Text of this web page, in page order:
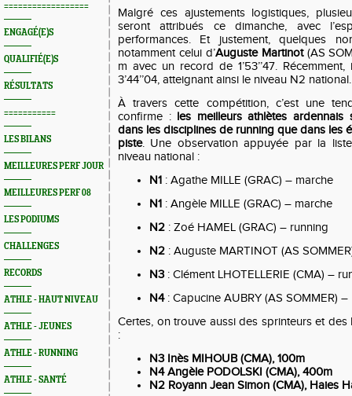
==================
ENGAGÉ(E)S
QUALIFIÉ(E)S
RÉSULTATS
===========
LES BILANS
MEILLEURES PERF JOUR
MEILLEURES PERF 08
LES PODIUMS
CHALLENGES
RECORDS
ATHLE - HAUT NIVEAU
ATHLE - JEUNES
ATHLE - RUNNING
ATHLE - SANTÉ
Malgré ces ajustements logistiques,
seront attribués ce dimanche, avec
performances. Et justement, quelques
notamment celui d’Auguste Martinot(AS
m avec un record de 1’53’’47.
3’44’’04, atteignant ainsi le niveau N2 national.
À travers cette compétition, c’est une
confirme : les meilleurs athlètes ardennais
dans les disciplines de running que dans les
piste. Une observation appuyée par la
niveau national :
N1 : Agathe MILLE (GRAC) – marche
N1 : Angèle MILLE (GRAC) – marche
N2 : Zoé HAMEL (GRAC) – running
N2 : Auguste MARTINOT (AS
N3: Clément LHOTELLERIE (CMA) –
N4: Capucine AUBRY (AS SOMMER) –
Certes, on trouve aussi des sprinteurs et
:
N3 Inès MIHOUB (CMA), 100m
N4 Angèle PODOLSKI (CMA), 400m
N2 Royann Jean Simon (CMA), Haies